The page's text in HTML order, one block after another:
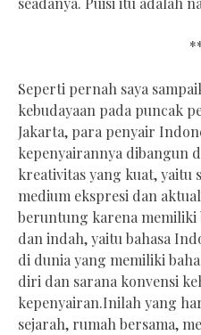
Seperti pernah saya
kebudayaan pada puncak
Jakarta, para penyair
kepenyairannya dibangun
kreativitas yang kuat, yaitu
medium ekspresi dan
beruntung karena memiliki
dan indah, yaitu bahasa
di dunia yang memiliki
diri dan sarana konvensi
kepenyairan.Inilah yang
sejarah, rumah bersama,